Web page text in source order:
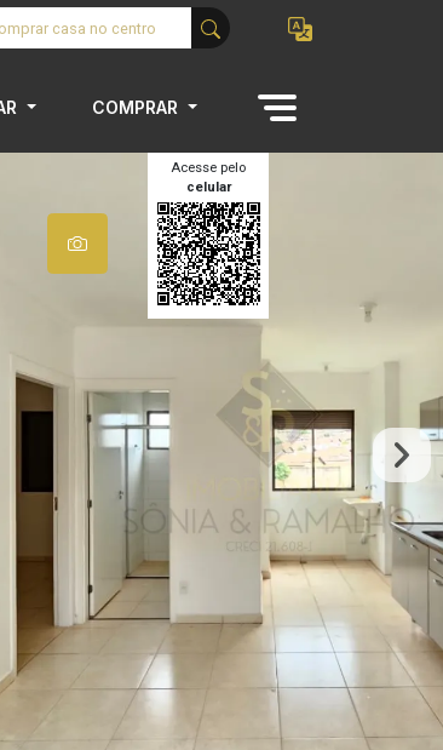
COMPRAR
Acesse pelo
celular